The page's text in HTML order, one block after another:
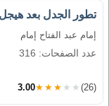
تطور الجدل بعد هيجل
إمام عبد الفتاح إمام
عدد الصفحات: 316
3.00★★★★★ (26)